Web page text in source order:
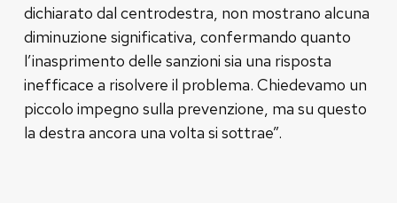
dichiarato dal centrodestra, non mostrano alcuna
diminuzione significativa, confermando quanto
l’inasprimento delle sanzioni sia una risposta
inefficace a risolvere il problema. Chiedevamo un
piccolo impegno sulla prevenzione, ma su questo
la destra ancora una volta si sottrae”.